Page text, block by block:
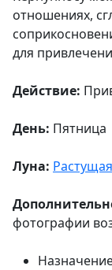
отношениях,
для
Действие:
День: Пятница
Луна:
фотографии